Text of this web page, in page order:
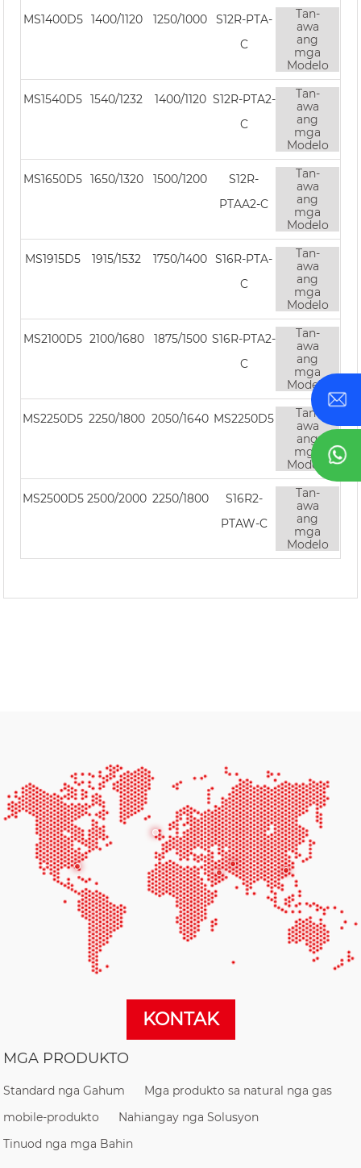
MS1400D5 1400/1120 1250/1000
S12R-PTA-
C
Tan-
awa
ang
mga
Modelo
MS1540D5 1540/1232 1400/1120 S12R-PTA2-
C
Tan-
awa
ang
mga
Modelo
MS1650D5 1650/1320 1500/1200
S12R-
PTAA2-C
Tan-
awa
ang
mga
Modelo
MS1915D5 1915/1532 1750/1400 S16R-PTA-
C
Tan-
awa
ang
mga
Modelo
MS2100D5 2100/1680 1875/1500 S16R-PTA2-
C
Tan-
awa
ang
mga
Modelo
MS2250D5 2250/1800 2050/1640 MS2250D5
Tan-
awa
ang
mga
Modelo
MS2500D5 2500/2000 2250/1800
S16R2-
PTAW-C
Tan-
awa
ang
mga
Modelo
KONTAK
MGA PRODUKTO
Standard nga Gahum
Mga produkto sa natural nga gas
mobile-produkto
Nahiangay nga Solusyon
Tinuod nga mga Bahin